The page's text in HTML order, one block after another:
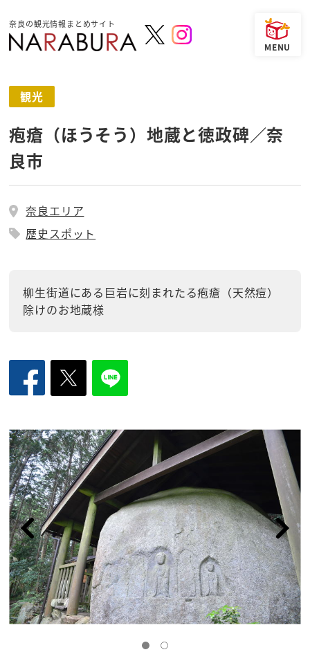
奈良の観光情報まとめサイト
観光
疱瘡（ほうそう）地蔵と徳政碑／奈
良市
奈良エリア
歴史スポット
柳生街道にある巨岩に刻まれたる疱瘡（天然痘）
除けのお地蔵様